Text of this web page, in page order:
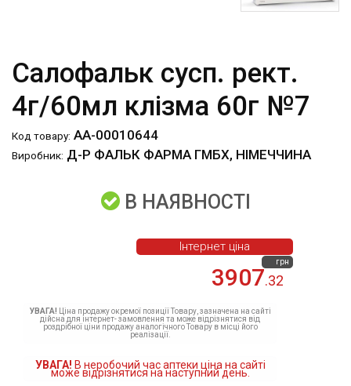
Салофальк сусп. рект.
4г/60мл клізма 60г №7
Код товару: АА-00010644
Виробник: Д-Р ФАЛЬК ФАРМА ГМБХ, НІМЕЧЧИНА
В НАЯВНОСТІ
3907.32
грн
Інтернет ціна
УВАГА! Ціна продажу окремої позиції Товару, зазначена на сайті
дійсна для інтернет- замовлення та може відрізнятися від
роздрібної ціни продажу аналогічного Товару в місці його
реалізації.
УВАГА! В неробочий час аптеки ціна на сайті
може відрізнятися на наступний день.